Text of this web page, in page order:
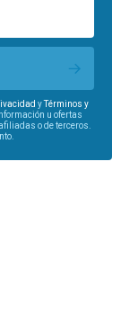
yTérminos y
u ofertas
o de terceros.